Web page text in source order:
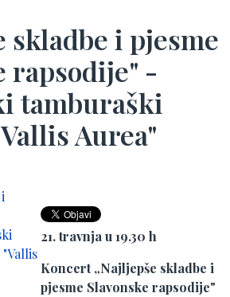
skladbe i pjesme
rapsodije" -
tamburaški
Aurea"
21. travnja u 19.30 h
Koncert „Najljepše skladbe i
pjesme Slavonske rapsodije"